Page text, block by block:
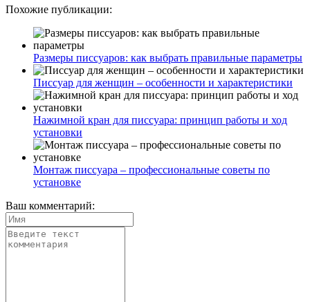
Похожие публикации:
Размеры писсуаров: как выбрать правильные параметры
Писсуар для женщин – особенности и характеристики
Нажимной кран для писсуара: принцип работы и ход
установки
Монтаж писсуара – профессиональные советы по
установке
Ваш комментарий: